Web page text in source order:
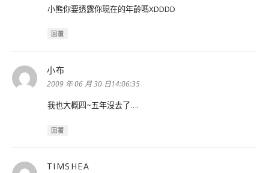
小熊你要透露你現在的年齡嗎XDDDD
回覆
小布
示:
2009 年 06 月 30 日14:06:35
我也大概四~五年沒去了….
回覆
TIMSHEA